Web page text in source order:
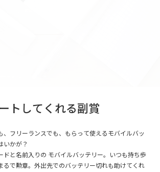
トしてくれる副賞
、フリーランスでも、もらって使えるモバイルバッ
いかが？
ドと名前入りの モバイルバッテリー。いつも持ち歩
るで勲章。外出先でのバッテリー切れも助けてくれ